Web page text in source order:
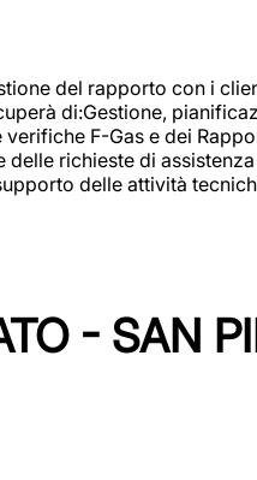
del rapporto con i
di:Gestione,
F-Gas e dei
richieste di
delle attività
- SAN